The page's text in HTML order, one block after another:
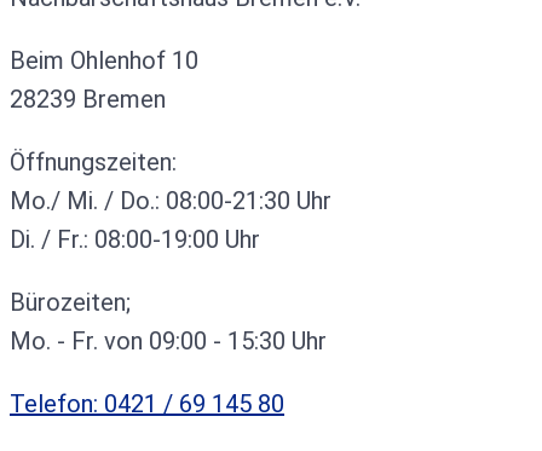
Beim Ohlenhof 10
28239 Bremen
Öffnungszeiten:
Mo./ Mi. / Do.: 08:00-21:30 Uhr
Di. / Fr.: 08:00-19:00 Uhr
Bürozeiten;
Mo. - Fr. von 09:00 - 15:30 Uhr
Telefon: 0421 / 69 145 80